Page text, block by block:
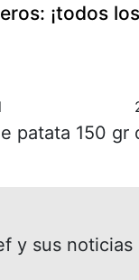
¡todos
patata 150 gr
y sus